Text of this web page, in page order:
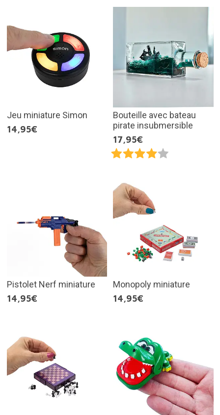
Jeu miniature Simon
14,95€
Bouteille avec bateau
pirate insubmersible
17,95€
Pistolet Nerf miniature
14,95€
Monopoly miniature
14,95€